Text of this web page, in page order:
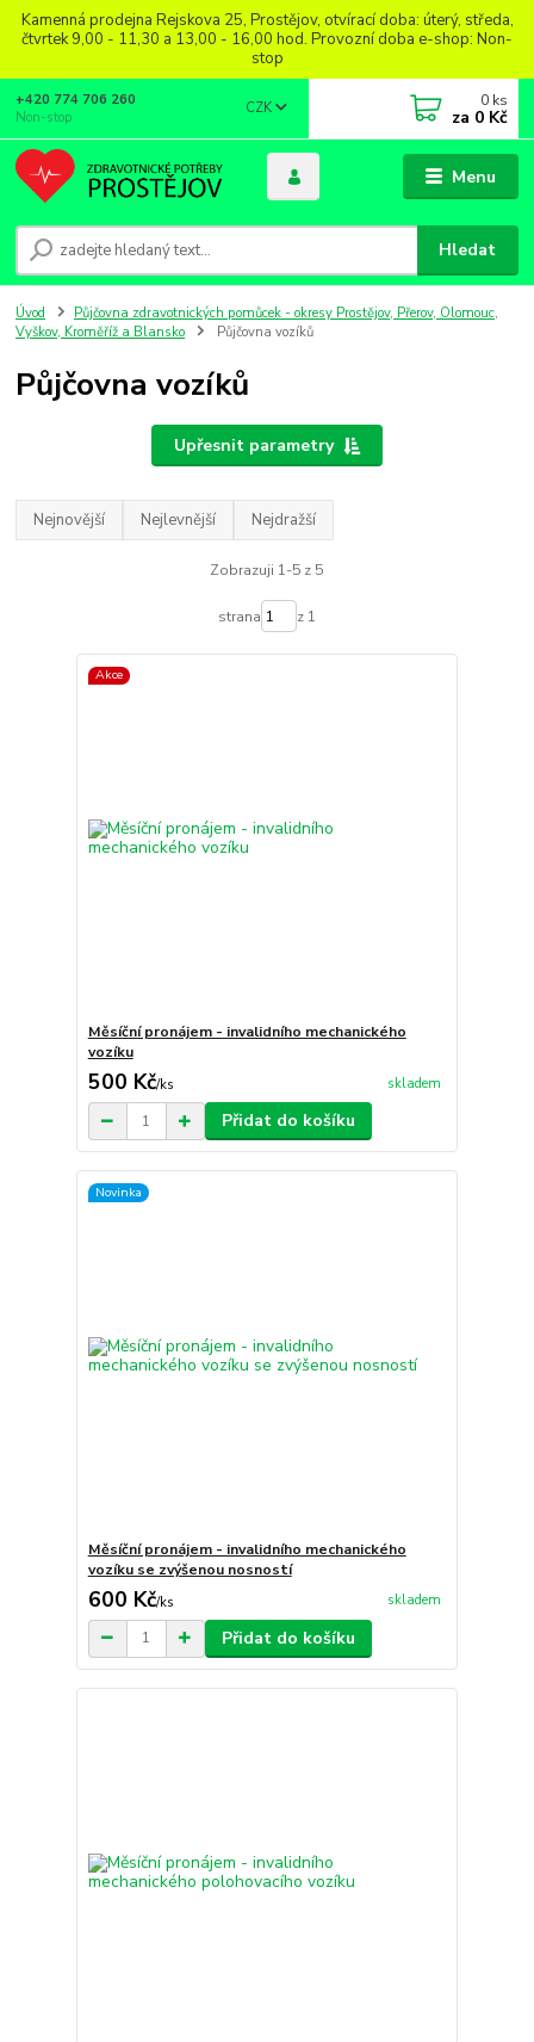
Kamenná prodejna Rejskova 25, Prostějov, otvírací doba: úterý, středa,
čtvrtek 9,00 - 11,30 a 13,00 - 16,00 hod. Provozní doba e-shop: Non-
stop
Menu
CZK
Hledat
+420 774 706 260
Non-stop
0 ks
za 0 Kč
Úvod
Půjčovna zdravotnických pomůcek - okresy Prostějov, Přerov, Olomouc,
Vyškov, Kroměříž a Blansko
Půjčovna vozíků
Půjčovna vozíků
Upřesnit parametry
Nejnovější Nejlevnější Nejdražší
Zobrazuji 1-5 z 5
strana z 1
Akce
Měsíční pronájem - invalidního mechanického
vozíku
500 Kč/ks skladem
Přidat do košíku
Novinka
Měsíční pronájem - invalidního mechanického
vozíku se zvýšenou nosností
600 Kč/ks skladem
Přidat do košíku